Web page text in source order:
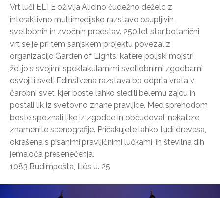
Vrt luči ELTE oživlja Alicino čudežno deželo z
interaktivno multimedijsko razstavo osupljivih
svetlobnih in zvočnih predstav. 250 let star botanični
vrt se je pri tem sanjskem projektu povezal z
organizacijo Garden of Lights, katere poljski mojstri
želijo s svojimi spektakularnimi svetlobnimi zgodbami
osvojiti svet. Edinstvena razstava bo odprla vrata v
čarobni svet, kjer boste lahko sledili belemu zajcu in
postali lik iz svetovno znane pravljice. Med sprehodom
boste spoznali like iz zgodbe in občudovali nekatere
znamenite scenografije. Pričakujete lahko tudi drevesa,
okrašena s pisanimi pravljičnimi lučkami, in številna dih
jemajoča presenečenja.
1083 Budimpešta, Illés u. 25